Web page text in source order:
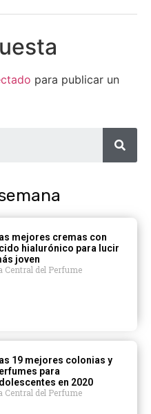
para publicar un
mejores cremas con
hialurónico para lucir
joven
Central del Perfume
19 mejores colonias y
para
en 2020
Central del Perfume